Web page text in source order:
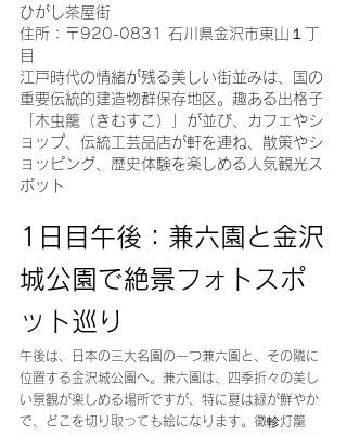
ひがし茶屋街
住所：〒920-0831 石川県金沢市東山１丁
目
江戸時代の情緒が残る美しい街並みは、国の
重要伝統的建造物群保存地区。趣ある出格子
「木虫籠（きむすこ）」が並び、カフェやシ
ョップ、伝統工芸品店が軒を連ね、散策やシ
ョッピング、歴史体験を楽しめる人気観光ス
ポット
1日目午後：兼六園と金沢
城公園で絶景フォトスポ
ット巡り
午後は、日本の三大名園の一つ兼六園と、その隣に
位置する金沢城公園へ。兼六園は、四季折々の美し
い景観が楽しめる場所ですが、特に夏は緑が鮮やか
で、どこを切り取っても絵になります。徽軫灯籠